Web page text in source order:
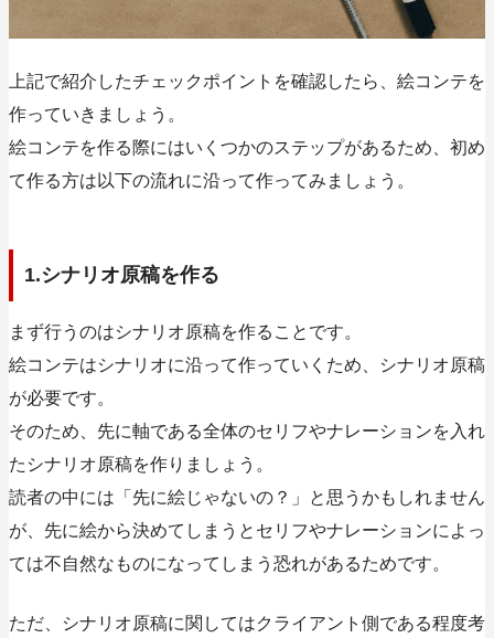
上記で紹介したチェックポイントを確認したら、絵コンテを
作っていきましょう。
絵コンテを作る際にはいくつかのステップがあるため、初め
て作る方は以下の流れに沿って作ってみましょう。
1.シナリオ原稿を作る
まず行うのはシナリオ原稿を作ることです。
絵コンテはシナリオに沿って作っていくため、シナリオ原稿
が必要です。
そのため、先に軸である全体のセリフやナレーションを入れ
たシナリオ原稿を作りましょう。
読者の中には「先に絵じゃないの？」と思うかもしれません
が、先に絵から決めてしまうとセリフやナレーションによっ
ては不自然なものになってしまう恐れがあるためです。
ただ、シナリオ原稿に関してはクライアント側である程度考